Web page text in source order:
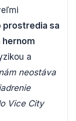
prostredia sa
hernom
a
neostáva
Vice City